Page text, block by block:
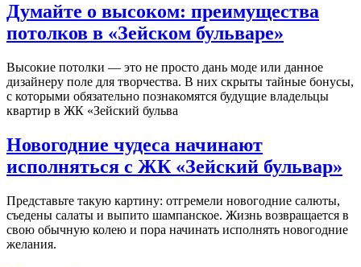
Думайте о высоком: преимущества
потолков в «Зейском бульваре»
Высокие потолки — это не просто дань моде или данное
дизайнеру поле для творчества. В них скрыты тайные бонусы,
с которыми обязательно познакомятся будущие владельцы
квартир в ЖК «Зейский бульва
Новогодние чудеса начинают
исполняться с ЖК «Зейский бульвар»
Представьте такую картину: отгремели новогодние салюты,
съедены салаты и выпито шампанское. Жизнь возвращается в
свою обычную колею и пора начинать исполнять новогодние
желания.